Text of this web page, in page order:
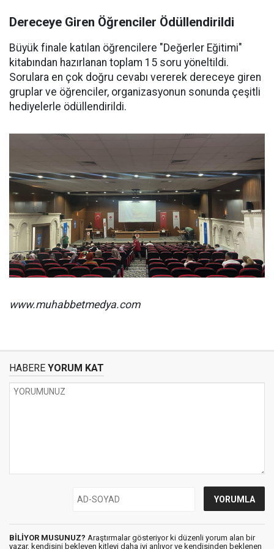
Dereceye Giren Öğrenciler Ödüllendirildi
Büyük finale katılan öğrencilere "Değerler Eğitimi"
kitabından hazırlanan toplam 15 soru yöneltildi.
Sorulara en çok doğru cevabı vererek dereceye giren
gruplar ve öğrenciler, organizasyonun sonunda çeşitli
hediyelerle ödüllendirildi.
www.muhabbetmedya.com
HABERE YORUM KAT
BİLİYOR MUSUNUZ? Araştırmalar gösteriyor ki düzenli yorum alan bir
yazar, kendisini bekleyen kitleyi daha iyi anlıyor ve kendisinden beklenen